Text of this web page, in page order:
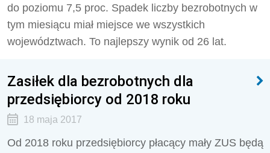
do poziomu 7,5 proc. Spadek liczby bezrobotnych w
tym miesiącu miał miejsce we wszystkich
województwach. To najlepszy wynik od 26 lat.
Zasiłek dla bezrobotnych dla
przedsiębiorcy od 2018 roku
18 maja 2017
Od 2018 roku przedsiębiorcy płacący mały ZUS będą